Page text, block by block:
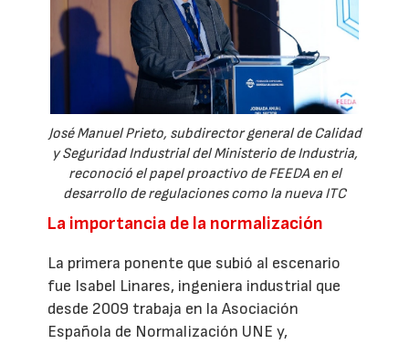
José Manuel Prieto, subdirector general de Calidad
y Seguridad Industrial del Ministerio de Industria,
reconoció el papel proactivo de FEEDA en el
desarrollo de regulaciones como la nueva ITC
La importancia de la normalización
La primera ponente que subió al escenario
fue Isabel Linares, ingeniera industrial que
desde 2009 trabaja en la Asociación
Española de Normalización UNE y,